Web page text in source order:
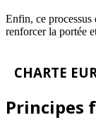
Enfin, ce processus
renforcer la portée
CHARTE
Principes